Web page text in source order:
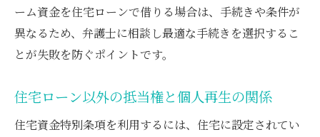
ーム資金を住宅ローンで借りる場合は、手続きや条件が
異なるため、弁護士に相談し最適な手続きを選択するこ
とが失敗を防ぐポイントです。
住宅ローン以外の抵当権と個人再生の関係
住宅資金特別条項を利用するには、住宅に設定されてい